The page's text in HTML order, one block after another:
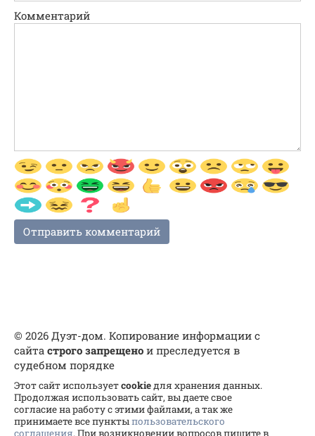
Комментарий
© 2026 Дуэт-дом. Копирование информации с
сайта строго запрещено и преследуется в
судебном порядке
Этот сайт используетcookieдля хранения данных.
Продолжая использовать сайт, вы даете свое
согласие на работу с этими файлами, а так же
принимаете все пунктыпользовательского
соглашения. При возникновении вопросов пишите в